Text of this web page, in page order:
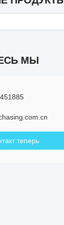
МЫ
теперь